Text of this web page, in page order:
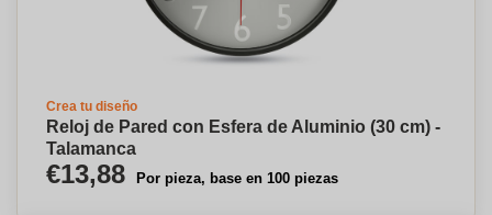
Crea tu diseño
Reloj de Pared con Esfera de Aluminio (30 cm) -
Talamanca
€13,88 Por pieza, base en 100 piezas